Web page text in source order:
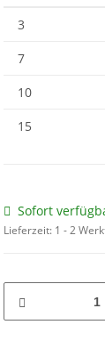
3
7
10
15
Sofort
Lieferzeit: 1 - 2